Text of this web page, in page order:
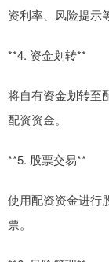
资利率、风险提示
**4. 资金划转**
将自有资金划转至
配资资金。
**5. 股票交易**
使用配资资金进行
票。